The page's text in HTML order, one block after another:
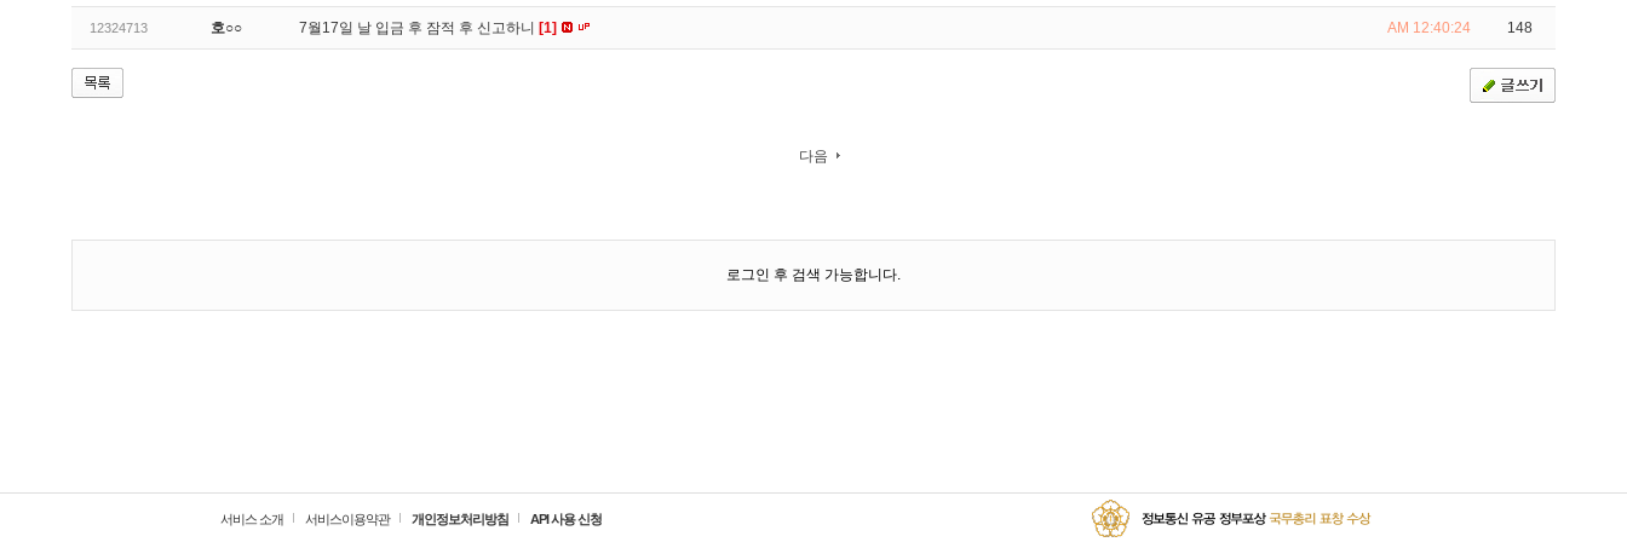
12324713 호○○ 7월17일 날 입금 후 잠적 후 신고하니 [1] AM 12:40:24 148
다음
로그인 후 검색 가능합니다.
서비스 소개 서비스이용약관 개인정보처리방침 API 사용 신청